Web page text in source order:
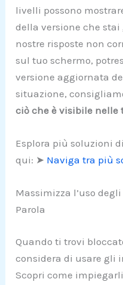
livelli possono
della versione che stai
nostre risposte non
sul tuo schermo,
versione aggiornata
situazione,
ciò che è visibile
Esplora più soluzioni
qui: ➤ Naviga tra più
Massimizza l’uso
Parola
Quando ti trovi
considera di usare gli
Scopri come